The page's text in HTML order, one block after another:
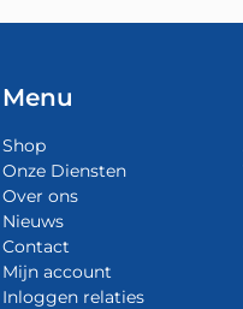
Menu
Shop
Onze Diensten
Over ons
Nieuws
Contact
Mijn account
Inloggen relaties